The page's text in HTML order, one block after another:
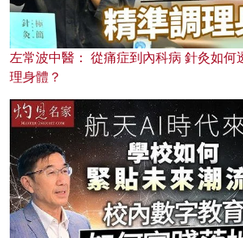
左常波中醫： 從痛症到內科病 針灸如何
理身體？